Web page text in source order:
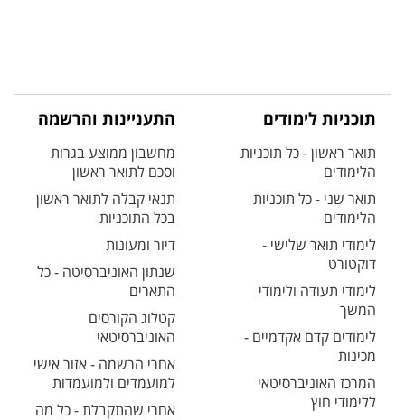
תוכניות לימודים
תואר ראשון - כל תוכניות
הלימודים
תואר שני - כל תוכניות
הלימודים
לימודי תואר שלישי -
דוקטורט
לימודי תעודה ולימודי
המשך
לימודים קדם אקדמיים -
מכינות
המרכז האוניברסיטאי
ללימודי חוץ
התעניינות והרשמה
מחשבון ממוצע בגרות
וסכם לתואר ראשון
תנאי קבלה לתואר ראשון
בכל התוכניות
דיור ומעונות
שנתון האוניברסיטה - כל
התארים
קטלוג הקורסים
האוניברסיטאי
אחרי הרשמה - אזור אישי
למועמדים ולמועמדות
אחרי שהתקבלת - כל מה